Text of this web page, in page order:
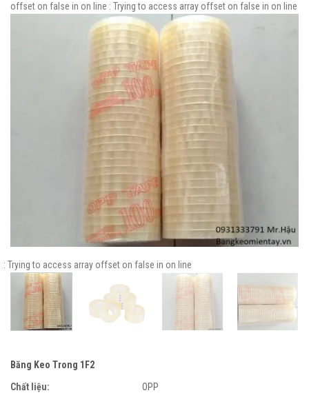
offset on false in on line : Trying to access array offset on false in on line
: Trying to access array offset on false in on line
Băng Keo Trong 1F2
Chất liệu:
OPP